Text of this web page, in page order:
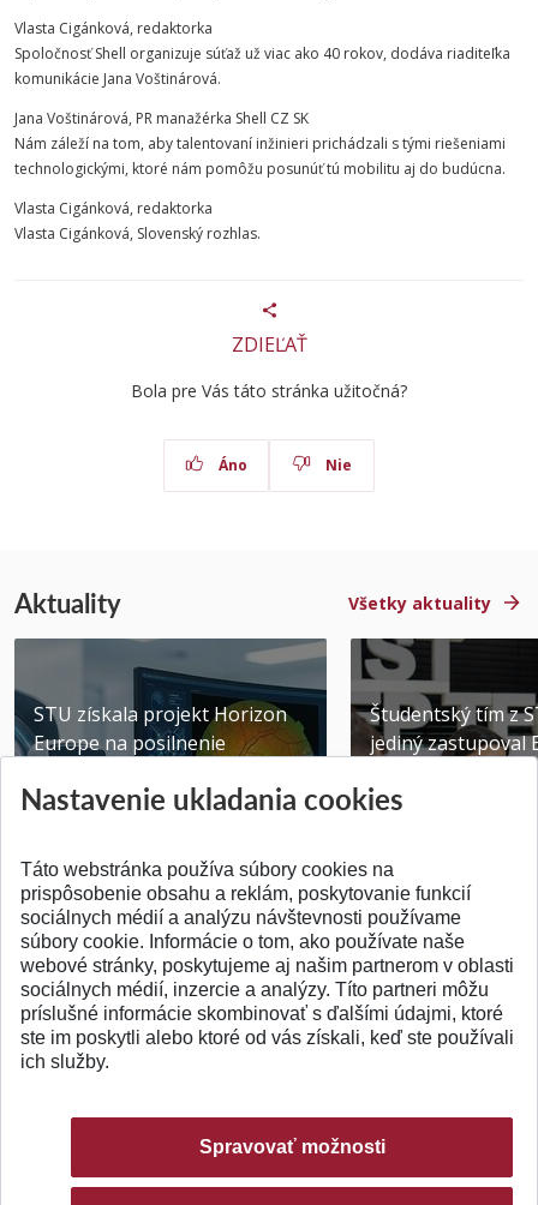
Vlasta Cigánková, redaktorka
Spoločnosť Shell organizuje súťaž už viac ako 40 rokov, dodáva riaditeľka
komunikácie Jana Voštinárová.
Jana Voštinárová, PR manažérka Shell CZ SK
Nám záleží na tom, aby talentovaní inžinieri prichádzali s tými riešeniami
technologickými, ktoré nám pomôžu posunúť tú mobilitu aj do budúcna.
Vlasta Cigánková, redaktorka
Vlasta Cigánková, Slovenský rozhlas.
ZDIEĽAŤ
Bola pre Vás táto stránka užitočná?
Áno Nie
Aktuality Všetky aktuality
STU získala projekt Horizon
Europe na posilnenie
Publikované 31.07.2026
Študentský tím z
jediný zastupoval
Publikované
SPÄŤ NA VRCH
Nastavenie ukladania cookies
Táto webstránka používa súbory cookies na
prispôsobenie obsahu a reklám, poskytovanie funkcií
sociálnych médií a analýzu návštevnosti používame
súbory cookie. Informácie o tom, ako používate naše
webové stránky, poskytujeme aj našim partnerom v oblasti
sociálnych médií, inzercie a analýzy. Títo partneri môžu
príslušné informácie skombinovať s ďalšími údajmi, ktoré
ste im poskytli alebo ktoré od vás získali, keď ste používali
ich služby.
Spravovať možnosti